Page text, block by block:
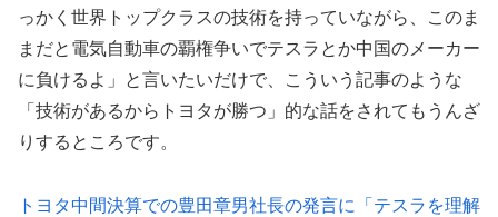
っかく世界トップクラスの技術を持っていながら、このま
まだと電気自動車の覇権争いでテスラとか中国のメーカー
に負けるよ」と言いたいだけで、こういう記事のような
「技術があるからトヨタが勝つ」的な話をされてもうんざ
りするところです。
トヨタ中間決算での豊田章男社長の発言に「テスラを理解